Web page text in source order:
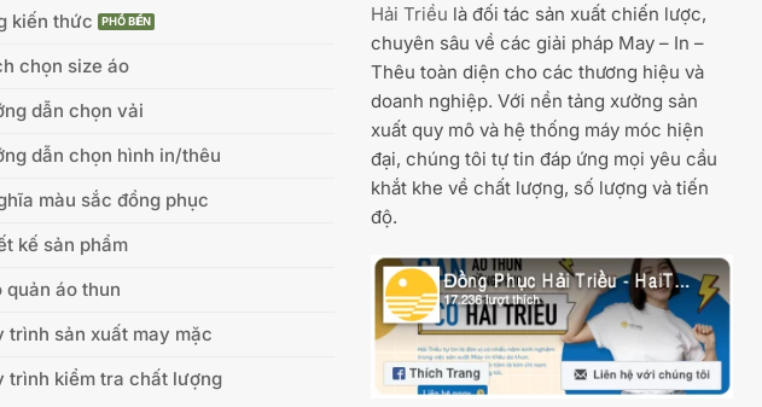
kiến thức
chọn size áo
dẫn chọn vải
dẫn chọn hình in/thêu
màu sắc đồng phục
kế sản phẩm
quản áo thun
trình sản xuất may mặc
trình kiểm tra chất lượng
Hải Triều là đối tác sản xuất chiến lược,
chuyên sâu về các giải pháp May – In –
Thêu toàn diện cho các thương hiệu và
doanh nghiệp. Với nền tảng xưởng sản
xuất quy mô và hệ thống máy móc hiện
đại, chúng tôi tự tin đáp ứng mọi yêu cầu
khắt khe về chất lượng, số lượng và tiến
độ.